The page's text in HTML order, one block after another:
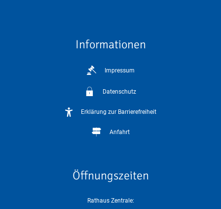
Informationen
Impressum
Datenschutz
Erklärung zur Barrierefreiheit
Anfahrt
Öffnungszeiten
Rathaus Zentrale: